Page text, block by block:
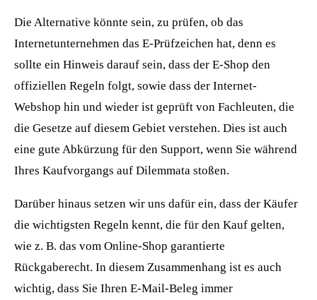
Die Alternative könnte sein, zu prüfen, ob das
Internetunternehmen das E-Prüfzeichen hat, denn es
sollte ein Hinweis darauf sein, dass der E-Shop den
offiziellen Regeln folgt, sowie dass der Internet-
Webshop hin und wieder ist geprüft von Fachleuten, die
die Gesetze auf diesem Gebiet verstehen. Dies ist auch
eine gute Abkürzung für den Support, wenn Sie während
Ihres Kaufvorgangs auf Dilemmata stoßen.
Darüber hinaus setzen wir uns dafür ein, dass der Käufer
die wichtigsten Regeln kennt, die für den Kauf gelten,
wie z. B. das vom Online-Shop garantierte
Rückgaberecht. In diesem Zusammenhang ist es auch
wichtig, dass Sie Ihren E-Mail-Beleg immer